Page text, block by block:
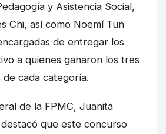
y Asistencia Social,
Chi, así como Noemí Tun
de entregar los
a quienes ganaron los tres
cada categoría.
de la FPMC, Juanita
que este concurso